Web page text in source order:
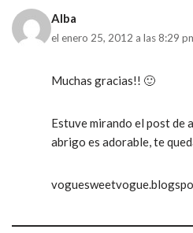
Alba
el enero 25, 2012 a las 8:29
Muchas gracias!! 🙂
Estuve mirando el post de
abrigo es adorable, te